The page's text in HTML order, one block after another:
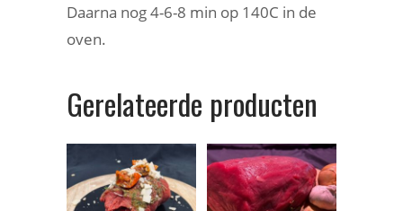
Daarna nog 4-6-8 min op 140C in de
oven.
Gerelateerde producten